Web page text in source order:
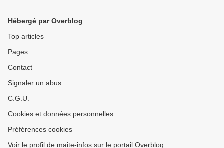
Hébergé par Overblog
Top articles
Pages
Contact
Signaler un abus
C.G.U.
Cookies et données personnelles
Préférences cookies
Voir le profil de maite-infos sur le portail Overblog